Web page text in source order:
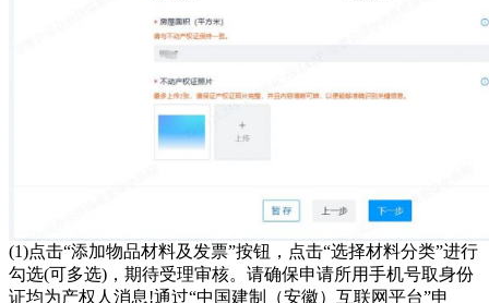
(1)点击“添加物品材料及发票”按钮，点击“选择材料分类”进行
勾选(可多选)，期待受理审核。请确保申请所用手机号取身份
证均为产权人消息!通过“中国建制（安徽）互联网平台”申